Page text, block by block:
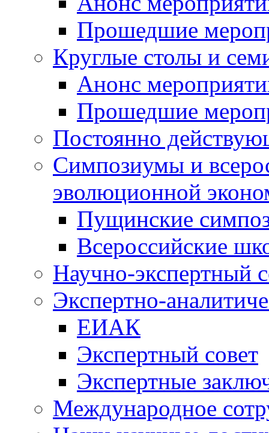
Прошедшие
Круглые столы и
Анонс
Прошедшие
Постоянно
Симпозиумы и
эволюционной
Пущинские
Всероссийские
Научно-экспертный
Экспертно-
ЕИАК
Экспертный совет
Экспертные
Международное